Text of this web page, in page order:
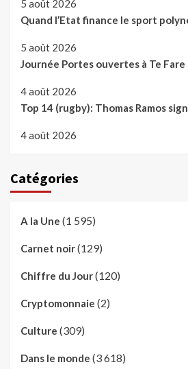
5 août 2026
Quand l’Etat finance le sport
5 août 2026
Journée Portes ouvertes à Te
4 août 2026
Top 14 (rugby): Thomas Ramos
4 août 2026
Catégories
A la Une (1 595)
Carnet noir(129)
Chiffre du Jour(120)
Cryptomonnaie (2)
Culture (309)
Dans le monde (3 618)